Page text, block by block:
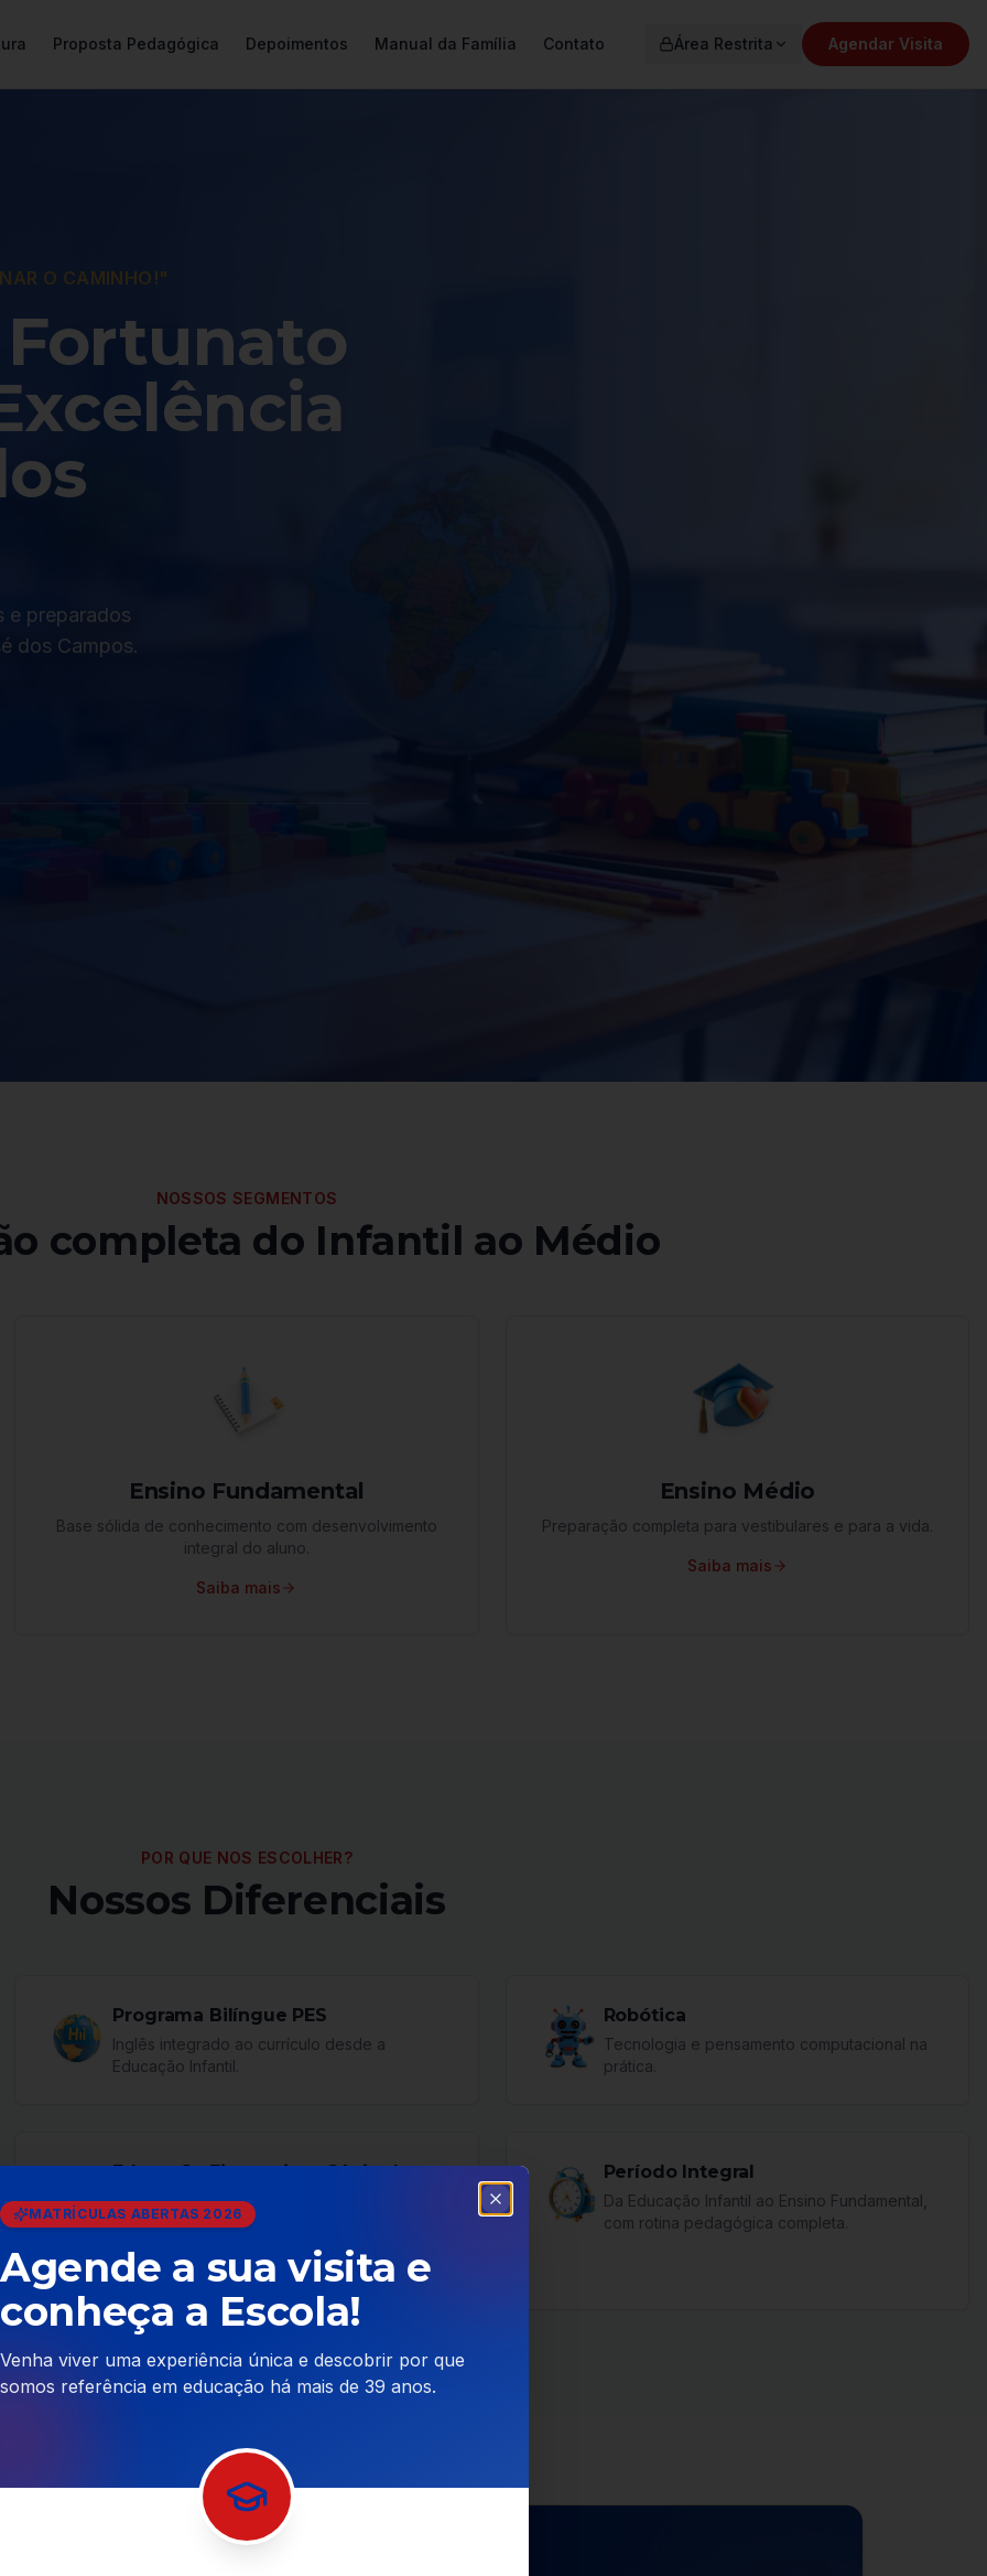
Proposta Pedagógica Depoimentos Manual da Família Contato Área Restrita Agendar Visita
O CAMINHO!"
e preparados
dos Campos.
NOSSOS SEGMENTOS
completa do Infantil ao Médio
Ensino Fundamental
Base sólida de conhecimento com desenvolvimento
integral do aluno.
Saiba mais
Ensino Médio
Preparação completa para vestibulares e para a vida.
Saiba mais
POR QUE NOS ESCOLHER?
Nossos Diferenciais
Programa Bilíngue PES
Inglês integrado ao currículo desde a
Educação Infantil.
Robótica
Tecnologia e pensamento computacional na
prática.
Educação Financeira – Gênio das
Finanças
Desenvolvendo desde cedo consciência
sobre consumo, planejamento e
responsabilidade.
Período Integral
Da Educação Infantil ao Ensino Fundamental,
com rotina pedagógica completa.
PARA AS FAMÍLIAS
MATRÍCULAS ABERTAS 2026
Agende a sua visita e
conheça a Escola!
Venha viver uma experiência única e descobrir por que
somos referência em educação há mais de 39 anos.